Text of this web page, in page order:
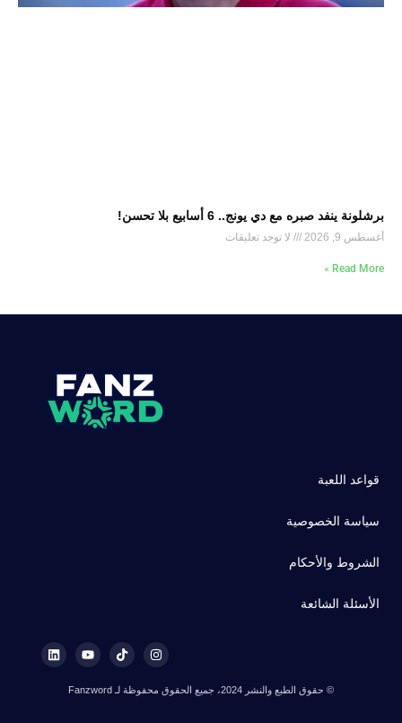
برشلونة ينفد صبره مع دي يونج.. 6 أسابيع بلا تحسن!
أغسطس 9, 2026 لا توجد تعليقات
Read More »
قواعد اللعبة
سياسة الخصوصية
الشروط والأحكام
الأسئلة الشائعة
© حقوق الطبع والنشر 2024، جميع الحقوق محفوظة لـ Fanzword